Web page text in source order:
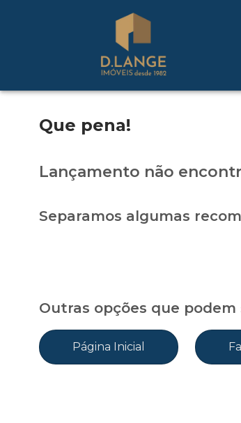
Que pena!
Lançamento não
Separamos algumas
Outras opções que
Página Inicial